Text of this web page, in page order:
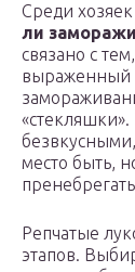
Среди
ли
связано с
выраженный
место быть,
Репчатые
этапов.